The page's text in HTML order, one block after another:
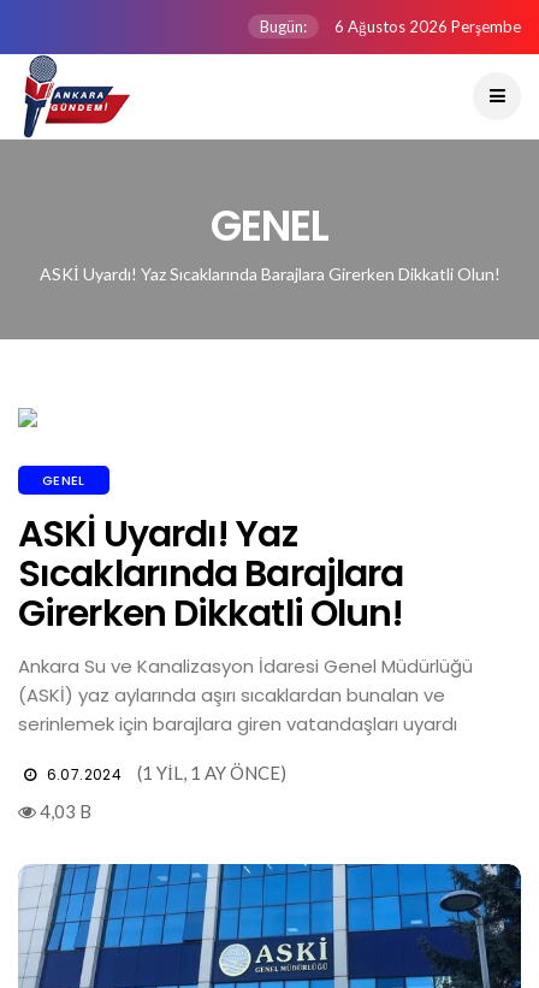
Bugün: 6 Ağustos 2026 Perşembe
GENEL
ASKİ Uyardı! Yaz Sıcaklarında Barajlara Girerken Dikkatli Olun!
GENEL
ASKİ Uyardı! Yaz
Sıcaklarında Barajlara
Girerken Dikkatli Olun!
Ankara Su ve Kanalizasyon İdaresi Genel Müdürlüğü
(ASKİ) yaz aylarında aşırı sıcaklardan bunalan ve
serinlemek için barajlara giren vatandaşları uyardı
6.07.2024
(1 YIL, 1 AY ÖNCE)
4,03 B